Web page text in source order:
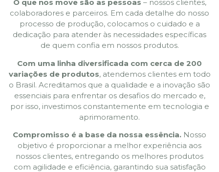
O que nos move são as pessoas – nossos clientes,
colaboradores e parceiros. Em cada detalhe do nosso
processo de produção, colocamos o cuidado e a
dedicação para atender às necessidades específicas
de quem confia em nossos produtos.
Com uma linha diversificada com cerca de 200
variações de produtos, atendemos clientes em todo
o Brasil. Acreditamos que a qualidade e a inovação são
essenciais para enfrentar os desafios do mercado e,
por isso, investimos constantemente em tecnologia e
aprimoramento.
Compromisso é a base da nossa essência. Nosso
objetivo é proporcionar a melhor experiência aos
nossos clientes, entregando os melhores produtos
com agilidade e eficiência, garantindo sua satisfação